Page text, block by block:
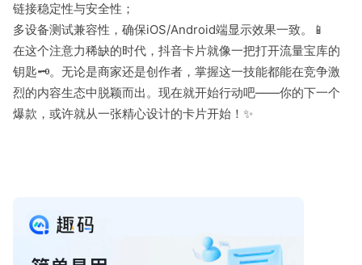
链接稳定性与安全性；
多设备测试兼容性，确保iOS/Android端显示效果一致。📱
在这个注意力稀缺的时代，抖音卡片就像一把打开流量宝库的
钥匙🗝️。无论是商家还是创作者，掌握这一技能都能在竞争激
烈的内容生态中脱颖而出。现在就开始行动吧——你的下一个
爆款，或许就从一张精心设计的卡片开始！✨